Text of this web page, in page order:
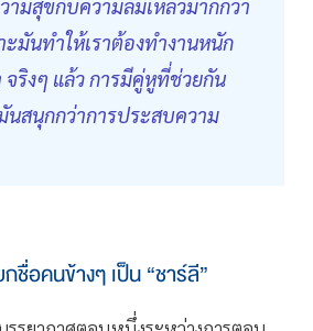
ามสุขกับความล้มเหลวมากกว่า
ะมันทำให้เราต้องทำงานหนัก
ริงๆ แล้ว การมีคู่หูที่ช่วยกัน
สนุกกว่าการประสบความ
ชื่อคนข้างๆ เป็น “ชาร์ลี”